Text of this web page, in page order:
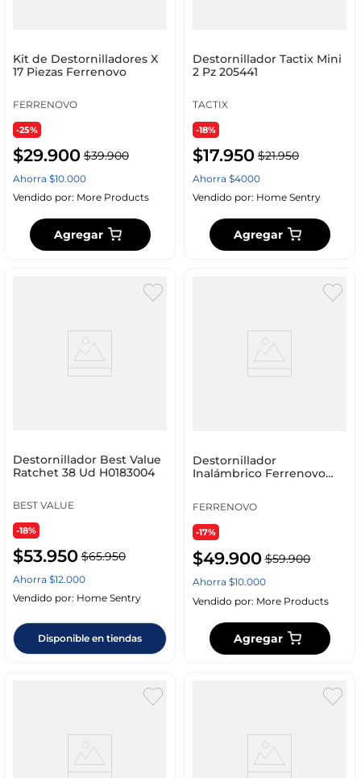
Kit de Destornilladores X
17 Piezas Ferrenovo
FERRENOVO
-25%
$29.900 $39.900
Ahorra $10.000
Vendido por: More Products
Agregar
Destornillador Tactix Mini
2 Pz 205441
TACTIX
-18%
$17.950 $21.950
Ahorra $4000
Vendido por: Home Sentry
Agregar
Destornillador Best Value
Ratchet 38 Ud H0183004
BEST VALUE
-18%
$53.950 $65.950
Ahorra $12.000
Vendido por: Home Sentry
Disponible en tiendas
Destornillador
Inalámbrico Ferrenovo
FERRENOVO
-17%
$49.900 $59.900
Ahorra $10.000
Vendido por: More Products
Agregar